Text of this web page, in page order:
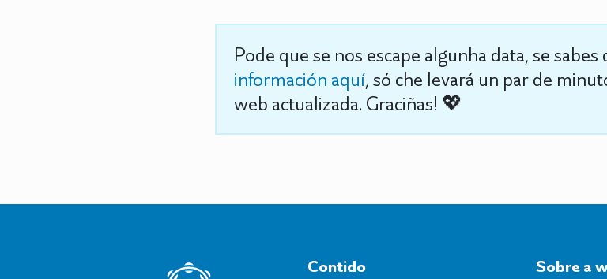
Pode que se nos escape algunha data, se sabes
información aquí, só che levará un par de
web actualizada. Graciñas! 💖
Contido
Sobre a